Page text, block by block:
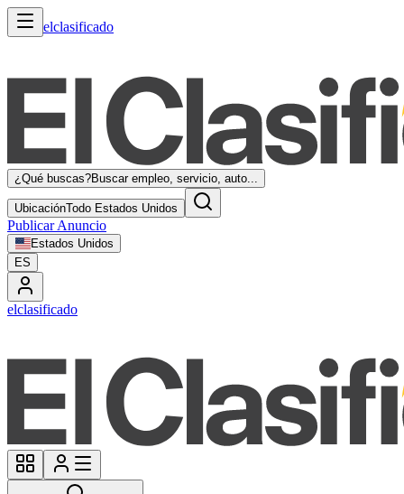
elclasificado
¿Qué buscas?Buscar empleo, servicio, auto...
UbicaciónTodo Estados Unidos
Publicar Anuncio
Estados Unidos
ES
elclasificado